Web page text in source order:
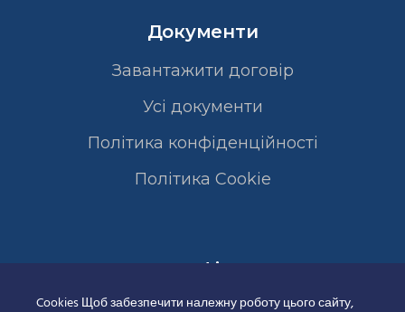
Документи
Завантажити договір
Усі документи
Політика конфіденційності
Полiтика Cookie
Сертифікати
Cookies Щоб забезпечити належну роботу цього сайту,